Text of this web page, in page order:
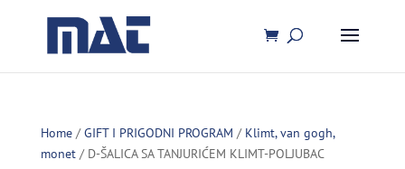
Home/GIFT I PRIGODNI PROGRAM / Klimt, van gogh,
monet/ D-ŠALICA SA TANJURIĆEM KLIMT-POLJUBAC